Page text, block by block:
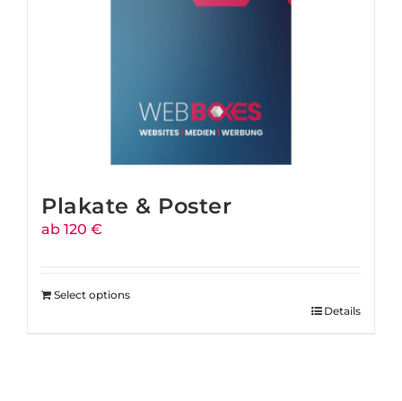
Plakate & Poster
ab 120 €
Select options
Details